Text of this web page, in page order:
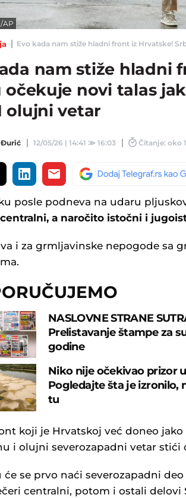
AP
Evo kada nam stiže hladni front iz Hrvatske!
nam stiže hladni
očekuje novi talas
olujni vetar
12/05/26 | 14:41 ≫ 16:03 Čitanje: oko
posle podneva na udaru
a naročito istočni i
i za grmljavinske nepogode sa
NASLOVNE STRANE
Prelistavanje štampe za
godine
Niko nije očekivao prizor
Pogledajte šta je izronilo,
tu
koji je Hrvatskoj već doneo
i olujni severozapadni vetar stići
će se prvo naći severozapadni
centralni, potom i ostali delovi